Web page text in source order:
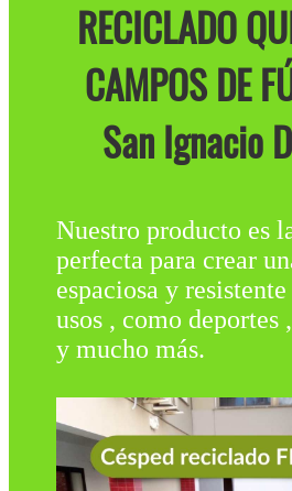
RECICLADO
CAMPOS DE
San Ignacio
Nuestro producto es
perfecta para crear
espaciosa y
usos , como deportes
y mucho más.